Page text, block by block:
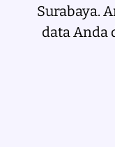
Surabaya.
data Anda